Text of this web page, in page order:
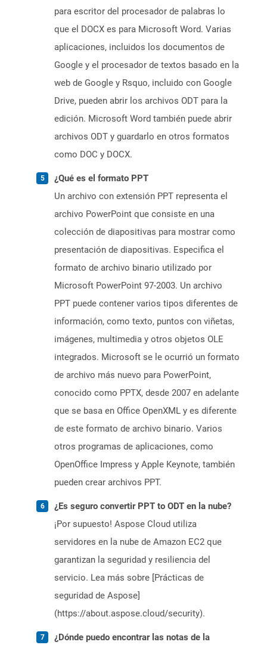
para escritor del procesador de palabras lo
que el DOCX es para Microsoft Word. Varias
aplicaciones, incluidos los documentos de
Google y el procesador de textos basado en la
web de Google y Rsquo, incluido con Google
Drive, pueden abrir los archivos ODT para la
edición. Microsoft Word también puede abrir
archivos ODT y guardarlo en otros formatos
como DOC y DOCX.
¿Qué es el formato PPT
Un archivo con extensión PPT representa el
archivo PowerPoint que consiste en una
colección de diapositivas para mostrar como
presentación de diapositivas. Especifica el
formato de archivo binario utilizado por
Microsoft PowerPoint 97-2003. Un archivo
PPT puede contener varios tipos diferentes de
información, como texto, puntos con viñetas,
imágenes, multimedia y otros objetos OLE
integrados. Microsoft se le ocurrió un formato
de archivo más nuevo para PowerPoint,
conocido como PPTX, desde 2007 en adelante
que se basa en Office OpenXML y es diferente
de este formato de archivo binario. Varios
otros programas de aplicaciones, como
OpenOffice Impress y Apple Keynote, también
pueden crear archivos PPT.
¿Es seguro convertir PPT to ODT en la nube?
¡Por supuesto! Aspose Cloud utiliza
servidores en la nube de Amazon EC2 que
garantizan la seguridad y resiliencia del
servicio. Lea más sobre [Prácticas de
seguridad de Aspose]
(https://about.aspose.cloud/security).
¿Dónde puedo encontrar las notas de la